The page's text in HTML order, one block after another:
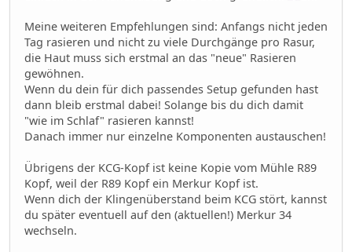
Meine weiteren Empfehlungen sind: Anfangs nicht jeden
Tag rasieren und nicht zu viele Durchgänge pro Rasur,
die Haut muss sich erstmal an das "neue" Rasieren
gewöhnen.
Wenn du dein für dich passendes Setup gefunden hast
dann bleib erstmal dabei! Solange bis du dich damit
"wie im Schlaf" rasieren kannst!
Danach immer nur einzelne Komponenten austauschen!
Übrigens der KCG-Kopf ist keine Kopie vom Mühle R89
Kopf, weil der R89 Kopf ein Merkur Kopf ist.
Wenn dich der Klingenüberstand beim KCG stört, kannst
du später eventuell auf den (aktuellen!) Merkur 34
wechseln.